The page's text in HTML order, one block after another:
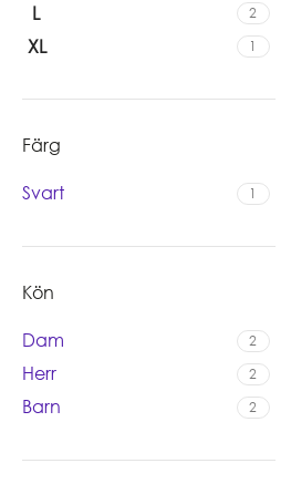
L 2
XL 1
Färg
Svart 1
Kön
Dam 2
Herr 2
Barn 2